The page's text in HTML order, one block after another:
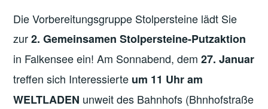
Die Vorbereitungsgruppe Stolpersteine lädt Sie
zur2. Gemeinsamen Stolpersteine-Putzaktion
in Falkensee ein! Am Sonnabend, dem27. Januar
treffen sich Interessierte um 11 Uhr am
WELTLADEN unweit des Bahnhofs (Bhnhofstraße